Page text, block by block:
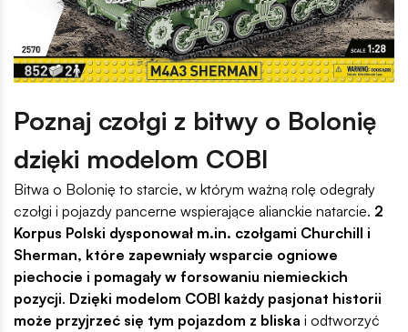
Poznaj czołgi z bitwy o Bolonię
dzięki modelom COBI
Bitwa o Bolonię to starcie, w którym ważną rolę odegrały
czołgi i pojazdy pancerne wspierające alianckie natarcie. 2
Korpus Polski dysponował m.in. czołgami Churchill i
Sherman, które zapewniały wsparcie ogniowe
piechocie i pomagały w forsowaniu niemieckich
pozycji. Dzięki modelom COBI każdy pasjonat historii
może przyjrzeć się tym pojazdom z bliska i odtworzyć